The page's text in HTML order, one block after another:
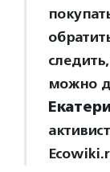
можно